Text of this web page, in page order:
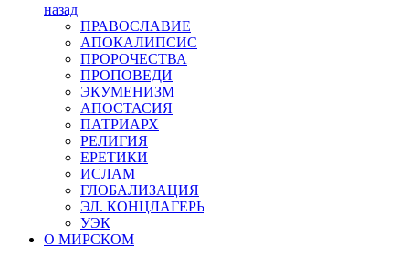
назад
ПРАВОСЛАВИЕ
АПОКАЛИПСИС
ПРОРОЧЕСТВА
ПРОПОВЕДИ
ЭКУМЕНИЗМ
АПОСТАСИЯ
ПАТРИАРХ
РЕЛИГИЯ
ЕРЕТИКИ
ИСЛАМ
ГЛОБАЛИЗАЦИЯ
ЭЛ. КОНЦЛАГЕРЬ
УЭК
О МИРСКОМ